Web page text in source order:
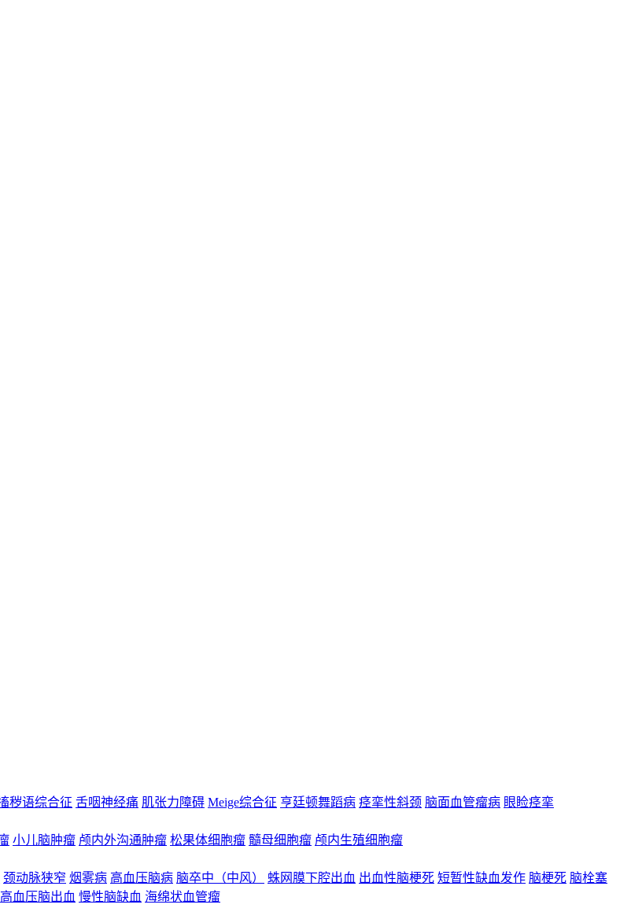
秽语综合征 舌咽神经痛 肌张力障碍 Meige综合征 亨廷顿舞蹈病 痉挛性斜颈 脑面血管瘤病 眼睑痉挛
小儿脑肿瘤 颅内外沟通肿瘤 松果体细胞瘤 髓母细胞瘤 颅内生殖细胞瘤
颈动脉狭窄 烟雾病 高血压脑病 脑卒中（中风） 蛛网膜下腔出血 出血性脑梗死 短暂性缺血发作 脑梗死 脑栓塞
高血压脑出血 慢性脑缺血 海绵状血管瘤